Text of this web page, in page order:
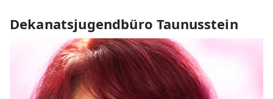
Dekanatsjugendbüro Taunusstein